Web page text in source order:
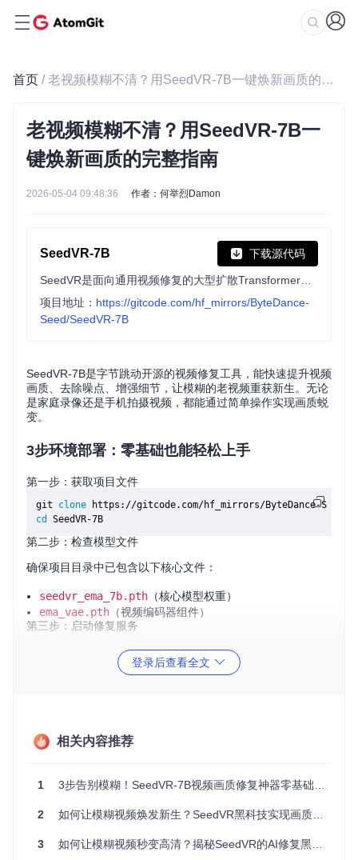
首页 / 老视频模糊不清？用SeedVR-7B一键焕新画质的完整指南
老视频模糊不清？用SeedVR-7B一
键焕新画质的完整指南
2026-05-04 09:48:36 作者：何举烈Damon
SeedVR-7B 下载源代码
项目地址： https://gitcode.com/hf_mirrors/ByteDance-
Seed/SeedVR-7B
SeedVR-7B是字节跳动开源的视频修复工具，能快速提升视频
画质、去除噪点、增强细节，让模糊的老视频重获新生。无论
是家庭录像还是手机拍摄视频，都能通过简单操作实现画质蜕
变。
3步环境部署：零基础也能轻松上手
第一步：获取项目文件
git clone
cd
第二步：检查模型文件
确保项目目录中已包含以下核心文件：
seedvr_ema_7b.pth （核心模型权重）
ema_vae.pth （视频编码器组件）
第三步：启动修复服务
运行内置服务程序，准备开始视频修复工作。
症状：画面满是噪点，人物轮廓不清晰
问题二：手机视频色彩暗淡
症状
：画面灰蒙蒙，动态范围不足
修复方案：启用色彩增强功能，优化动态范围
问题三：低光拍摄噪点严重
登录后查看全文
相关内容推荐
1 3步告别模糊！SeedVR-7B视频画质修复神器零基础上手攻略
2 如何让模糊视频焕发新生？SeedVR黑科技实现画质突破
3 如何让模糊视频秒变高清？揭秘SeedVR的AI修复黑科技